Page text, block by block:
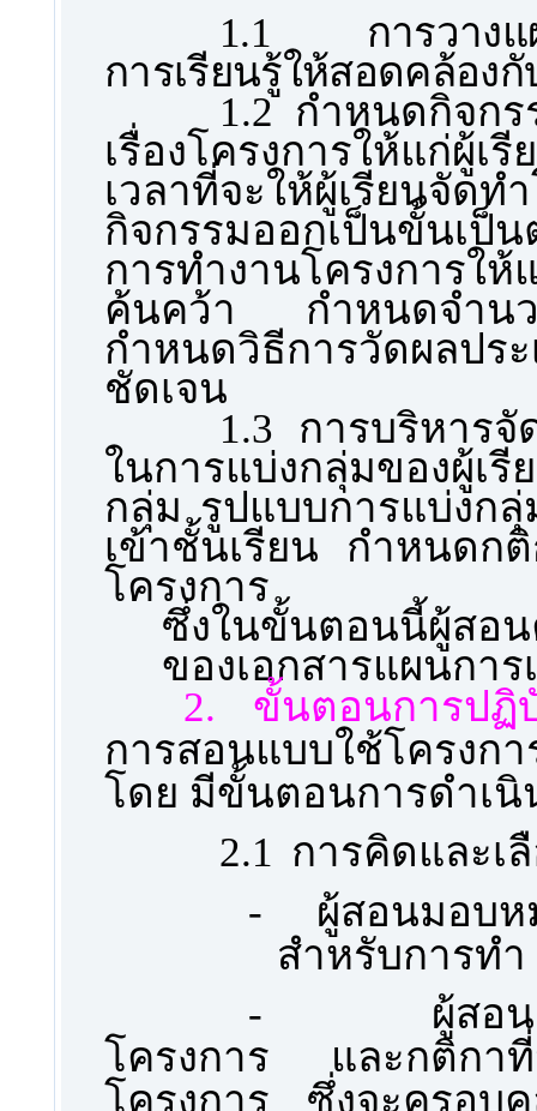
1.1
การวาง
การเรียนรู้ให้สอดคล้อง
1.2 กำหนดกิจก
เรื่องโครงการให้แก่ผู้
เวลาที่จะให้ผู้เรียนจั
กิจกรรมออกเป็นขั้นเป็
การทำงานโครงการใ
ค้นคว้า กำหนดจำนวน
กำหนดวิธีการวัดผลปร
ชัดเจน
1.3
การบริหาร
ในการแบ่งกลุ่มของผู้เ
กลุ่ม รูปแบบการแบ่งก
เข้าชั้นเรียน กำหนดก
โครงการ
ซึ่งในขั้นตอนนี้ผู้สอ
ของเอกสารแผนกา
2.
ขั้นตอนการปฏิ
การสอนแบบใช้โครงก
โดย มีขั้นตอนการดำเ
2.1 การคิดและเ
-
ผู้สอนมอบห
สำหรับการทำ
-
ผู้สอ
โครงการ และกติกาที่
โครงการ ซึ่งจะครอ